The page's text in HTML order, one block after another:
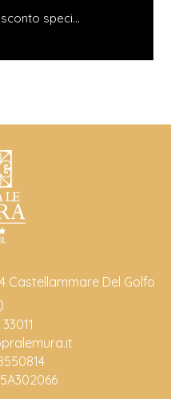
Approfitta di uno sconto
Castellammare Del Golfo